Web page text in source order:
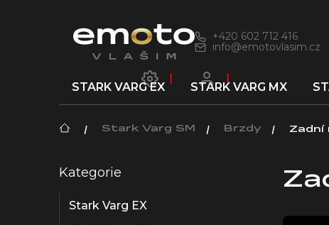
+420 602 712 416
info@emotovlasim.cz
STARK VARG EX STARK VARG MX
DomůStark Varg SM Brzdy Zadní
o
s
Přeskočit
Kategorie
Stark Varg EX